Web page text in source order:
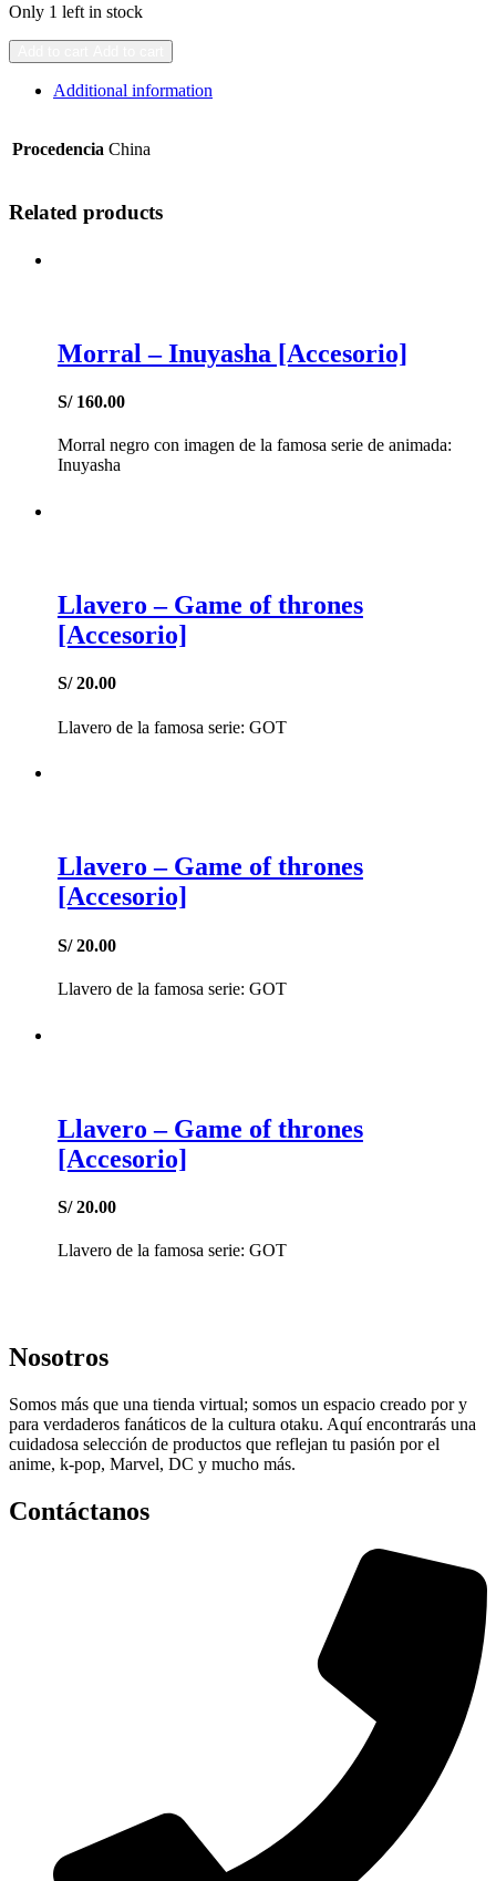
Only 1 left in stock
Additional information
Procedencia China
Related products
Morral – Inuyasha [Accesorio]
S/160.00
Morral negro con imagen de la famosa serie de animada:
Inuyasha
Llavero – Game of thrones
[Accesorio]
S/20.00
Llavero de la famosa serie: GOT
Llavero – Game of thrones
[Accesorio]
S/20.00
Llavero de la famosa serie: GOT
Llavero – Game of thrones
[Accesorio]
S/20.00
Llavero de la famosa serie: GOT
Nosotros
Somos más que una tienda virtual; somos un espacio creado por y
para verdaderos fanáticos de la cultura otaku. Aquí encontrarás una
cuidadosa selección de productos que reflejan tu pasión por el
anime, k-pop, Marvel, DC y mucho más.
Contáctanos